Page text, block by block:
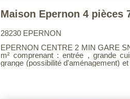
Maison Epernon 4 pièces
28230 EPERNON
EPERNON CENTRE 2 MIN GARE
m² comprenant : entrée , grande
grange (possibilité d'aménagement)